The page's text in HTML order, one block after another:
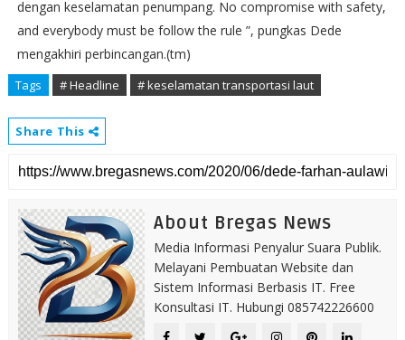
dengan keselamatan penumpang. No compromise with safety,
and everybody must be follow the rule ”, pungkas Dede
mengakhiri perbincangan.(tm)
Tags # Headline # keselamatan transportasi laut
Share This
About Bregas News
Media Informasi Penyalur Suara Publik.
Melayani Pembuatan Website dan
Sistem Informasi Berbasis IT. Free
Konsultasi IT. Hubungi 085742226600